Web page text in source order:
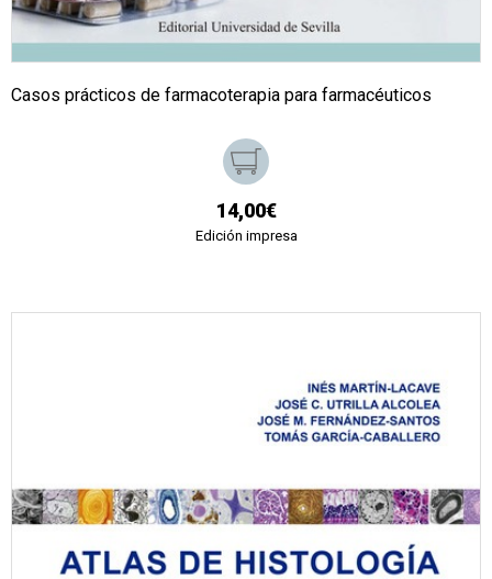
Casos prácticos de farmacoterapia para farmacéuticos
14,00€
Edición impresa